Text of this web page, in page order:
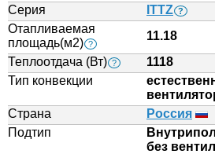
Серия
ITTZ ?
Отапливаемая
площадь(м2) ?
11.18
Теплоотдача (Вт) ?
1118
Тип конвекции
Страна
Россия
Подтип
без